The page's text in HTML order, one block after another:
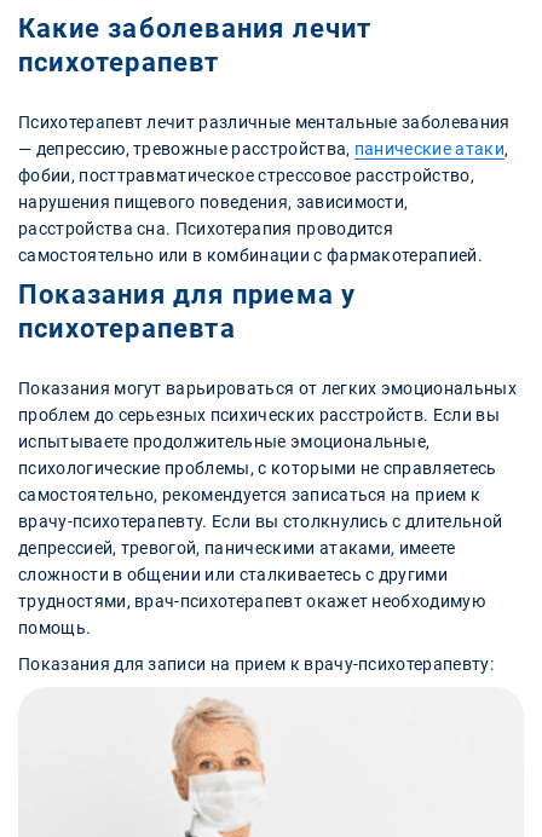
Какие заболевания лечит
психотерапевт
Психотерапевт лечит различные ментальные заболевания
— депрессию, тревожные расстройства, панические атаки,
фобии, посттравматическое стрессовое расстройство,
нарушения пищевого поведения, зависимости,
расстройства сна. Психотерапия проводится
самостоятельно или в комбинации с фармакотерапией.
Показания для приема у
психотерапевта
Показания могут варьироваться от легких эмоциональных
проблем до серьезных психических расстройств. Если вы
испытываете продолжительные эмоциональные,
психологические проблемы, с которыми не справляетесь
самостоятельно, рекомендуется записаться на прием к
врачу-психотерапевту. Если вы столкнулись с длительной
депрессией, тревогой, паническими атаками, имеете
сложности в общении или сталкиваетесь с другими
трудностями, врач-психотерапевт окажет необходимую
помощь.
Показания для записи на прием к врачу-психотерапевту: